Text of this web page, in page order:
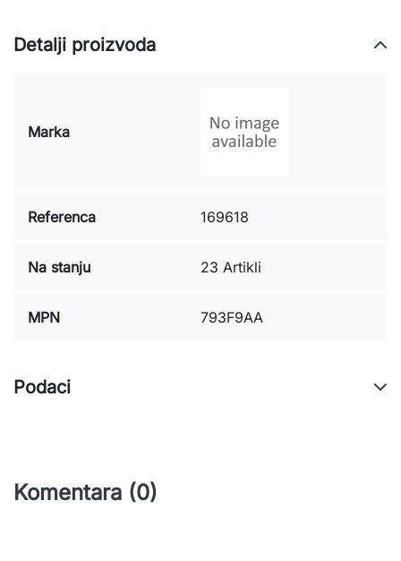
Detalji proizvoda
Marka
Referenca 169618
Na stanju 23 Artikli
MPN 793F9AA
Podaci
Komentara (0)